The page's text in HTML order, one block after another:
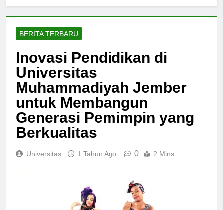
BERITA TERBARU
Inovasi Pendidikan di
Universitas
Muhammadiyah Jember
untuk Membangun
Generasi Pemimpin yang
Berkualitas
Universitas 1 Tahun Ago 0 2 Mins